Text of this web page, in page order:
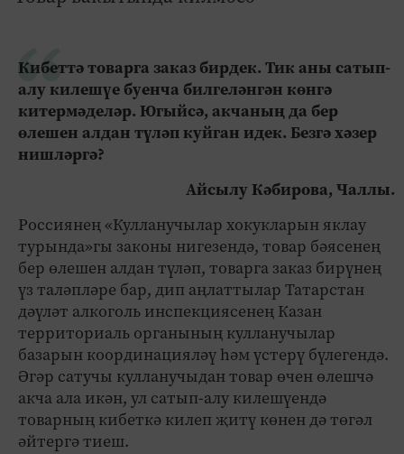
Кибеттә товарга заказ бирдек. Тик аны сатып-
алу килешүе буенча билгеләнгән көнгә
китермәделәр. Югыйсә, акчаның да бер
өлешен алдан түләп куйган идек. Безгә хәзер
нишләргә?
Айсылу Кәбирова, Чаллы.
Россиянең «Кулланучылар хокукларын яклау
турында»гы законы нигезендә, товар бәясенең
бер өлешен алдан түләп, товарга заказ бирүнең
үз таләпләре бар, дип аңлаттылар Татарстан
дәүләт алкоголь инспекциясенең Казан
территориаль органының кулланучылар
базарын координацияләү һәм үстерү бүлегендә.
Әгәр сатучы кулланучыдан товар өчен өлешчә
акча ала икән, ул сатып-алу килешүендә
товарның кибеткә килеп җитү көнен дә төгәл
әйтергә тиеш.